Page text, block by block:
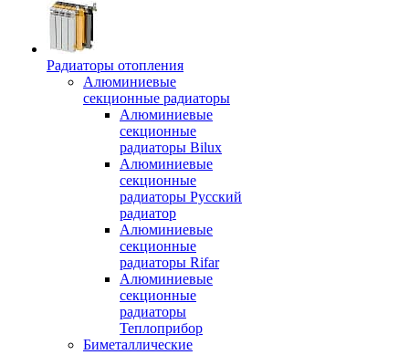
Радиаторы отопления
Алюминиевые
секционные радиаторы
Алюминиевые
секционные
радиаторы Bilux
Алюминиевые
секционные
радиаторы Русский
радиатор
Алюминиевые
секционные
радиаторы Rifar
Алюминиевые
секционные
радиаторы
Теплоприбор
Биметаллические